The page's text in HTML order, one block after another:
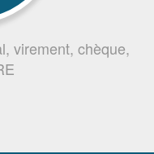
virement, chèque,